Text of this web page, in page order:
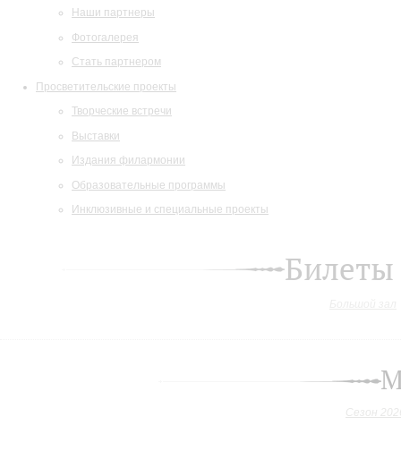
Наши партнеры
Фотогалерея
Стать партнером
Просветительские проекты
Творческие встречи
Выставки
Издания филармонии
Образовательные программы
Инклюзивные и специальные проекты
Сезон